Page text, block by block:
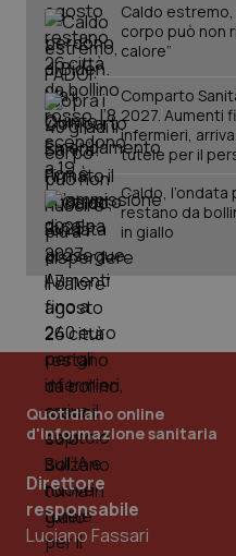
Caldo estremo,
corpo può non
calore”
Comparto
2027. Aumenti
infermieri,
tutele per il
Caldo,
restano da
in giallo
Quotidiano online
d'informazione sanitaria
Direttore
responsabile
Luciano Fassari
tracking-sites-ironfish-
session-id
_ga